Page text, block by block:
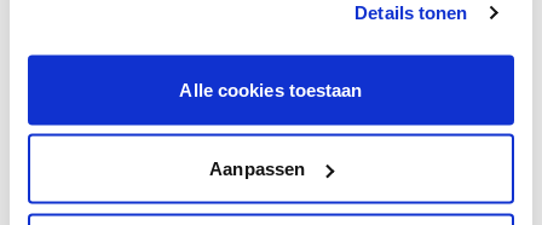
Details tonen
Alle cookies toestaan
Aanpassen